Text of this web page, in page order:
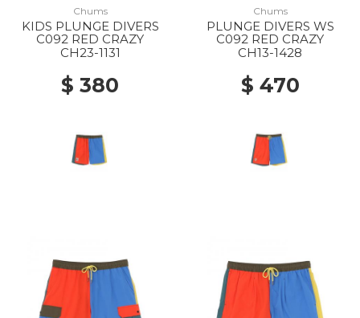
Chums
KIDS PLUNGE DIVERS
C092 RED CRAZY
CH23-1131
$ 380
Chums
PLUNGE DIVERS WS
C092 RED CRAZY
CH13-1428
$ 470